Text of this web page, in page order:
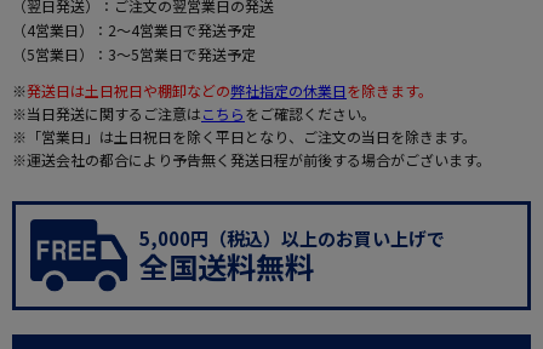
（翌日発送）：ご注文の翌営業日の発送
（4営業日）：2～4営業日で発送予定
（5営業日）：3～5営業日で発送予定
※発送日は土日祝日や棚卸などの弊社指定の休業日を除きます。
※当日発送に関するご注意はこちらをご確認ください。
※「営業日」は土日祝日を除く平日となり、ご注文の当日を除きます。
※運送会社の都合により予告無く発送日程が前後する場合がございます。
5,000円（税込）以上のお買い上げで
全国送料無料